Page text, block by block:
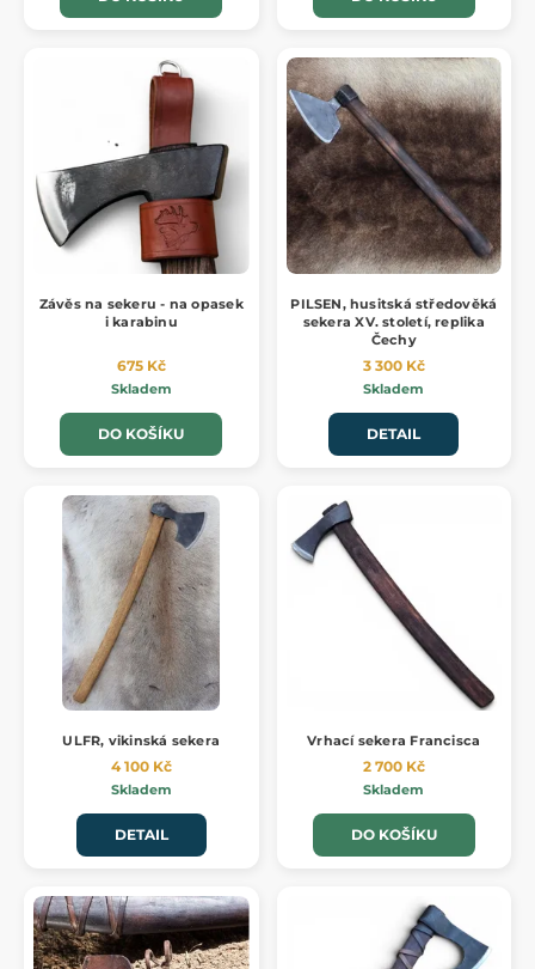
Závěs na sekeru - na opasek
i karabinu
675 Kč
Skladem
DO KOŠÍKU
PILSEN, husitská středověká
sekera XV. století, replika
Čechy
3 300 Kč
Skladem
DETAIL
ULFR, vikinská sekera
4 100 Kč
Skladem
DETAIL
Vrhací sekera Francisca
2 700 Kč
Skladem
DO KOŠÍKU